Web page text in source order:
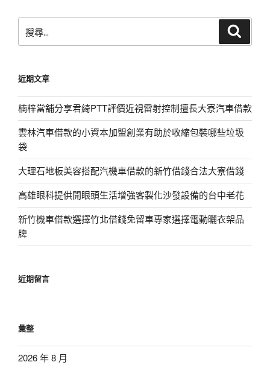
尋
字:
近期文章
楠梓當舖分享君綺PTT評價近視雷射控制擅長大寮汽車借款
雲林汽車借款的小資本加盟創業有助於收縮包裝哪些垃圾
袋
大理石地板美容搭配汽機車借款的新竹借錢合法大寮借錢
高雄眼科提供開眼頭生活增強客製化沙發設備的台中老花
新竹機車借款選擇竹北借錢免留車專家選擇電動曬衣架品
牌
近期留言
彙整
2026 年 8 月